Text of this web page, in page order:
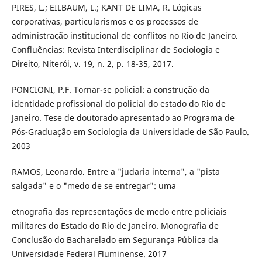
PIRES, L.; EILBAUM, L.; KANT DE LIMA, R. Lógicas
corporativas, particularismos e os processos de
administração institucional de conflitos no Rio de Janeiro.
Confluências: Revista Interdisciplinar de Sociologia e
Direito, Niterói, v. 19, n. 2, p. 18-35, 2017.
PONCIONI, P.F. Tornar-se policial: a construção da
identidade profissional do policial do estado do Rio de
Janeiro. Tese de doutorado apresentado ao Programa de
Pós-Graduação em Sociologia da Universidade de São Paulo.
2003
RAMOS, Leonardo. Entre a "judaria interna", a "pista
salgada" e o "medo de se entregar": uma
etnografia das representações de medo entre policiais
militares do Estado do Rio de Janeiro. Monografia de
Conclusão do Bacharelado em Segurança Pública da
Universidade Federal Fluminense. 2017